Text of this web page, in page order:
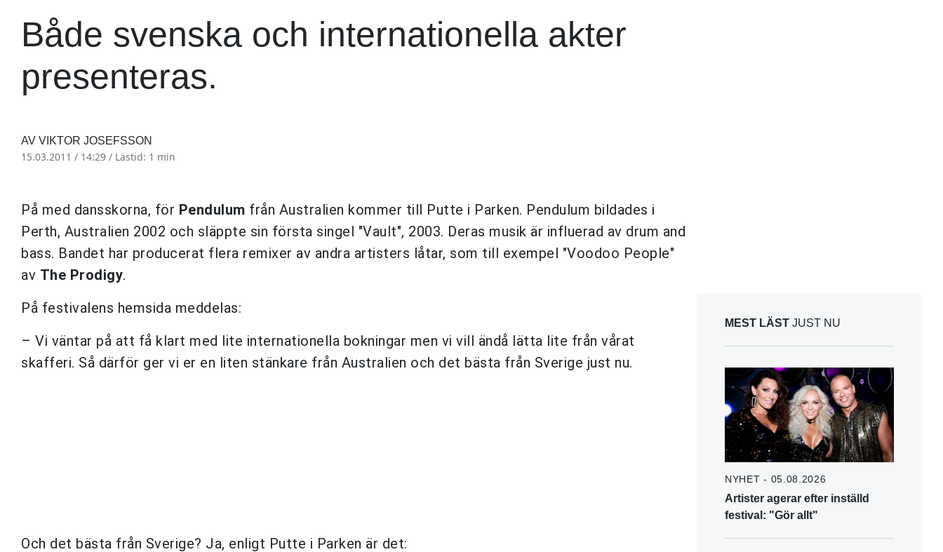
Både svenska och internationella akter
presenteras.
AV VIKTOR JOSEFSSON
15.03.2011 / 14:29 / Lästid: 1 min
På med dansskorna, för Pendulum från Australien kommer till Putte i Parken. Pendulum bildades i
Perth, Australien 2002 och släppte sin första singel "Vault", 2003. Deras musik är influerad av drum and
bass. Bandet har producerat flera remixer av andra artisters låtar, som till exempel "Voodoo People"
av The Prodigy.
På festivalens hemsida meddelas:
– Vi väntar på att få klart med lite internationella bokningar men vi vill ändå lätta lite från vårat
skafferi. Så därför ger vi er en liten stänkare från Australien och det bästa från Sverige just nu.
Och det bästa från Sverige? Ja, enligt Putte i Parken är det:
MEST LÄST JUST NU
NYHET - 05.08.2026
Artister agerar efter inställd
festival: "Gör allt"